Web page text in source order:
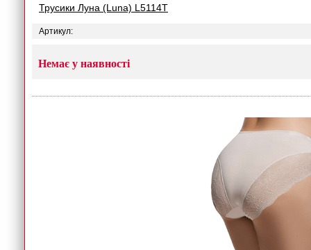
Трусики Луна (Luna) L5114T
Артикул:
Немає у наявності